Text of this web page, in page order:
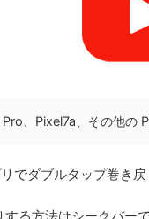
、Pixel7a、その他の
でダブルタップ巻き